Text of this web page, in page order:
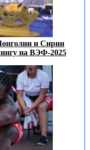
и Сирии
на ВЭФ-2025